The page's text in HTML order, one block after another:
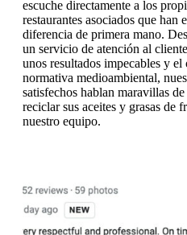
escuche directamente a los
restaurantes asociados que han
diferencia de primera mano.
un servicio de atención al
unos resultados impecables y
normativa medioambiental,
satisfechos hablan maravillas
reciclar sus aceites y grasas de
nuestro equipo.